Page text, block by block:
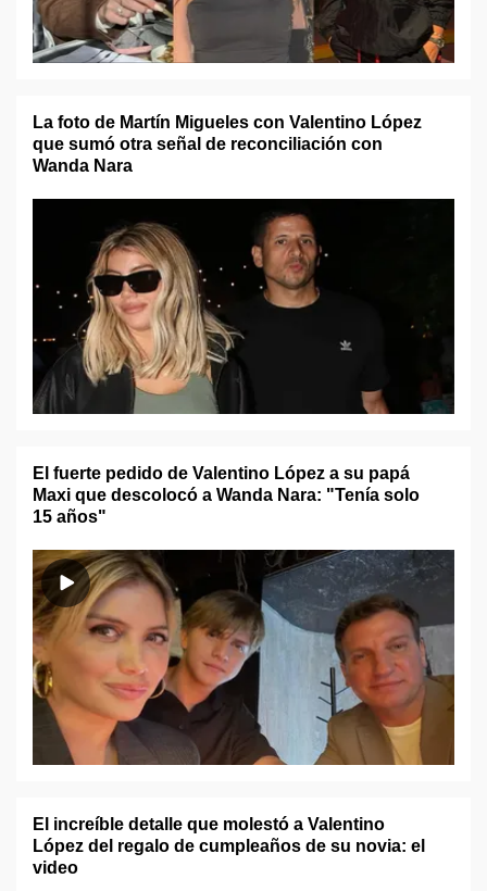
La foto de Martín Migueles con Valentino López
que sumó otra señal de reconciliación con
Wanda Nara
El fuerte pedido de Valentino López a su papá
Maxi que descolocó a Wanda Nara: "Tenía solo
15 años"
El increíble detalle que molestó a Valentino
López del regalo de cumpleaños de su novia: el
video